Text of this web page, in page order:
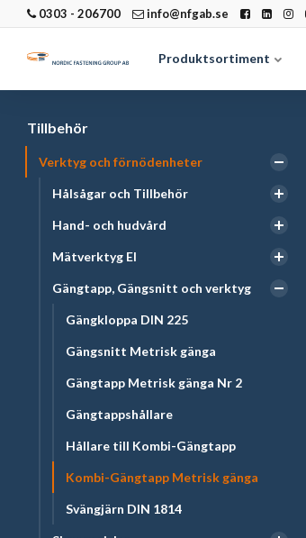
0303 - 206700 info@nfgab.se
Produktsortiment
Tillbehör
Verktyg och förnödenheter
Hålsågar och Tillbehör
Hand- och hudvård
Mätverktyg El
Gängtapp, Gängsnitt och verktyg
Gängkloppa DIN 225
Gängsnitt Metrisk gänga
Gängtapp Metrisk gänga Nr 2
Gängtappshållare
Hållare till Kombi-Gängtapp
Kombi-Gängtapp Metrisk gänga
Svängjärn DIN 1814